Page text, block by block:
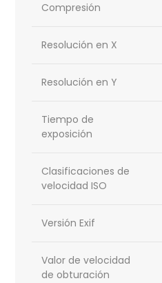
Compresión
Resolución en X
Resolución en Y
Tiempo de
exposición
Clasificaciones de
velocidad ISO
Versión Exif
Valor de velocidad
de obturación